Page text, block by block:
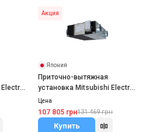
Акция
Япония
Приточно-вытяжная
установка Mitsubishi Electric
LGH-35RVX-E
Цена
107 805 грн131 469 грн
Купить